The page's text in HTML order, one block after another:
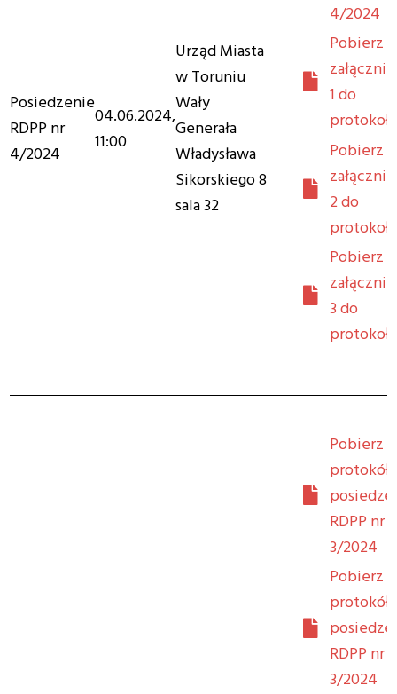
Posiedzenie
RDPP nr
4/2024
04.06.2024,
11:00
Urząd Miasta
w Toruniu
Wały
Generała
Władysława
Sikorskiego 8
sala 32
4/2024
Pobierz
1 do
Pobierz
2 do
Pobierz
3 do
Pobierz
protokół
RDPP nr
3/2024
Pobierz
protokół
RDPP nr
3/2024